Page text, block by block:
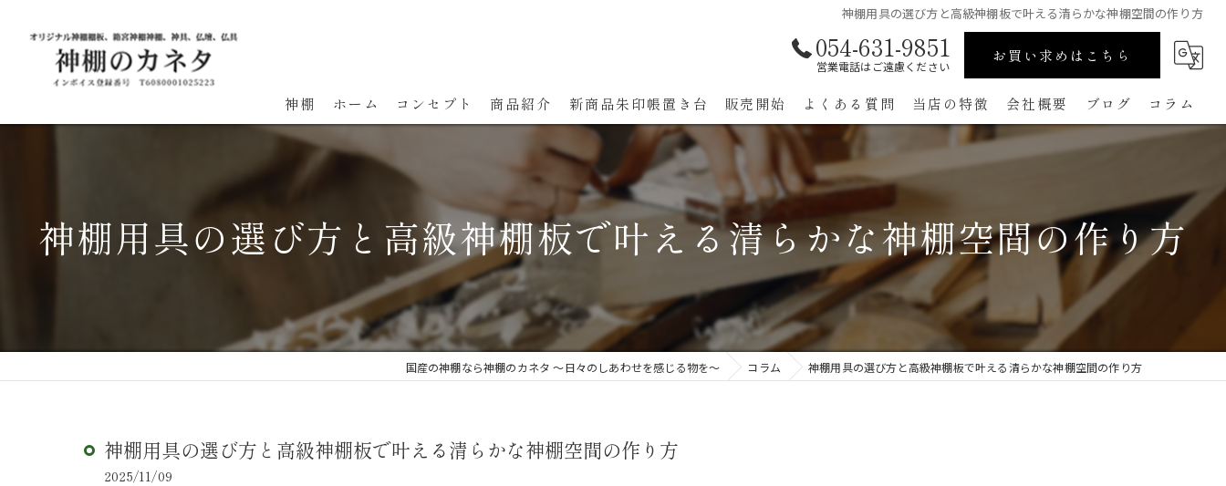
神棚用具の選び方と高級神棚板で叶える清らかな神棚空間の作り方
054-631-9851
営業電話はご遠慮ください
お買い求めはこちら
神棚 ホーム コンセプト 商品紹介 新商品朱印帳置き台 販売開始 よくある質問 当店の特徴
手作り
コンパクト
会社概要 ブログ コラム
神棚用具の選び方と高級神棚板で叶える清らかな神棚空間の作り方
国産の神棚なら神棚のカネタ ～日々のしあわせを感じる物を～ コラム 神棚用具の選び方と高級神棚板で叶える清らかな神棚空間の作り方
神棚用具の選び方と高級神棚板で叶える清らかな神棚空間の作り方
2025/11/09